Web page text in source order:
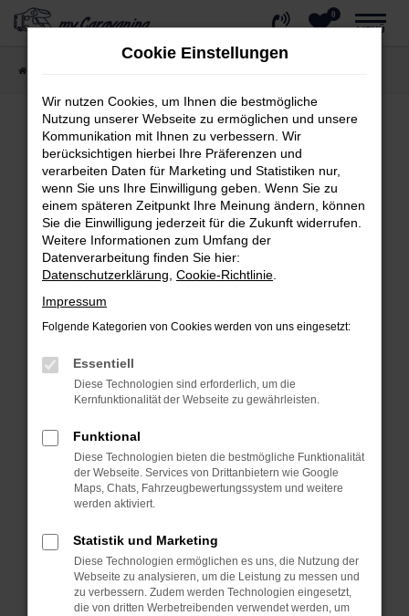
Zum
springen
0
MENÜ
Fehler: Network Error
Beim Laden ist ein Fehler aufgetreten.
Hier sind ein paar Tipps, die dir helfen können:
Überprüfe deine Firewall und deine
Internetverbindung.
Laden andere Webseiten, zum Beispiel
deine Suchmaschine?
Manche Erweiterungen, wie Werbeblocker,
können das Laden bestimmter Seiten
anderen Browser oder in einem privaten
Fenster?
Starte dein Gerät neu.
Das kann manchmal helfen,
vorübergehende Probleme zu beheben.
Stelle sicher, dass dein Browser und dein
Betriebssystem auf dem neuesten Stand
sind.
Cookie Einstellungen
Wir nutzen Cookies, um Ihnen die bestmögliche
Nutzung unserer Webseite zu ermöglichen und unsere
Kommunikation mit Ihnen zu verbessern. Wir
berücksichtigen hierbei Ihre Präferenzen und
verarbeiten Daten für Marketing und Statistiken nur,
wenn Sie uns Ihre Einwilligung geben. Wenn Sie zu
einem späteren Zeitpunkt Ihre Meinung ändern, können
Sie die Einwilligung jederzeit für die Zukunft widerrufen.
Weitere Informationen zum Umfang der
Datenverarbeitung finden Sie hier:
Datenschutzerklärung Cookie-Richtlinie
Impressum
Folgende Kategorien von Cookies werden von uns eingesetzt:
Essentiell
Diese Technologien sind erforderlich, um die
Kernfunktionalität der Webseite zu gewährleisten.
Funktional
Diese Technologien bieten die bestmögliche Funktionalität
der Webseite. Services von Drittanbietern wie Google
Maps, Chats, Fahrzeugbewertungssystem und weitere
werden aktiviert.
Statistik und Marketing
Diese Technologien ermöglichen es uns, die Nutzung der
Webseite zu analysieren, um die Leistung zu messen und
zu verbessern. Zudem werden Technologien eingesetzt,
die von dritten Werbetreibenden verwendet werden, um